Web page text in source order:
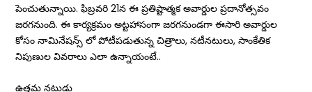
పెంచుతున్నాయి. ఫిబ్రవరి 21న ఈ ప్రతిష్టాత్మక అవార్డుల ప్రదానోత్సవం
జరగనుంది. ఈ కార్యక్రమం అట్ట‌హాసంగా జ‌ర‌గ‌నుండ‌గా ఈసారి అవార్డుల
కోసం నామినేష‌న్స్ లో పోటీపడుతున్న చిత్రాలు, నటీనటులు, సాంకేతిక
నిపుణుల వివరాలు ఎలా ఉన్నాయంటే..
ఉత్తమ నటుడు